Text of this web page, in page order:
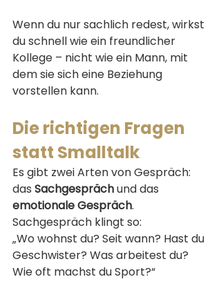
Wenn du nur sachlich redest, wirkst
du schnell wie ein freundlicher
Kollege – nicht wie ein Mann, mit
dem sie sich eine Beziehung
vorstellen kann.
Die richtigen Fragen
statt Smalltalk
Es gibt zwei Arten von Gespräch:
das Sachgespräch und das
emotionale Gespräch.
Sachgespräch klingt so:
„Wo wohnst du? Seit wann? Hast du
Geschwister? Was arbeitest du?
Wie oft machst du Sport?“